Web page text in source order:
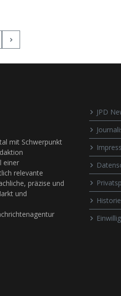
mit Schwerpunkt
einer
relevante
präzise und
und
JPD